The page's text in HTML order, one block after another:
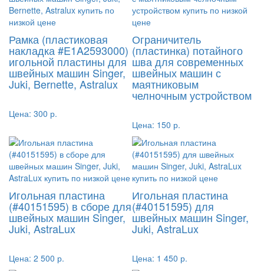
Рамка (пластиковая
накладка #E1A2593000)
игольной пластины для
швейных машин Singer,
Juki, Bernette, Astralux
Цена: 300 р.
Ограничитель
(пластинка) потайного
шва для современных
швейных машин с
маятниковым
челночным устройством
Цена: 150 р.
Игольная пластина
(#40151595) в сборе для
швейных машин Singer,
Juki, AstraLux
Цена: 2 500 р.
Игольная пластина
(#40151595) для
швейных машин Singer,
Juki, AstraLux
Цена: 1 450 р.